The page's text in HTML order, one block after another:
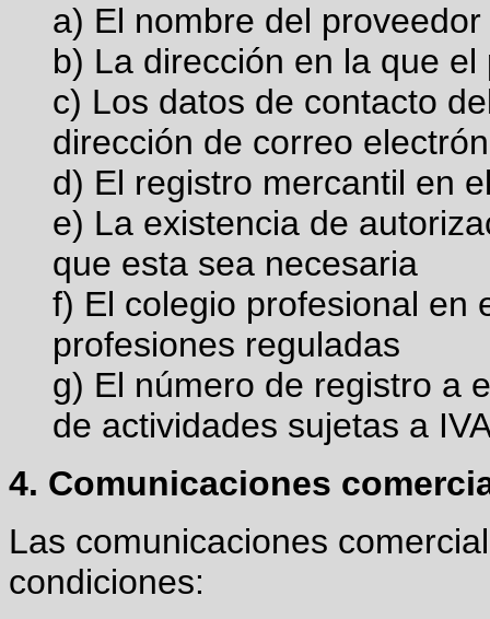
a) El nombre del proveedor
b) La dirección en la que
c) Los datos de contacto
dirección de correo
d) El registro mercantil en
e) La existencia de
que esta sea necesaria
f) El colegio profesional en
profesiones reguladas
g) El número de registro a
de actividades sujetas a
4. Comunicaciones
Las comunicaciones
condiciones: